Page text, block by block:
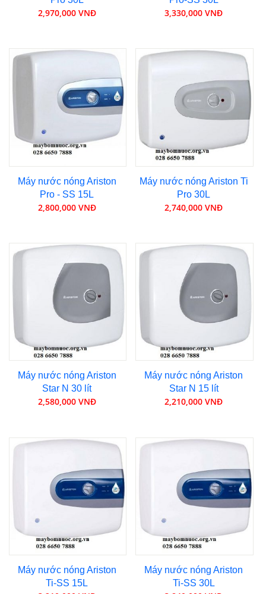
2,970,000 VNĐ 3,330,000 VNĐ
Máy nước nóng Ariston
Pro - SS 15L
2,800,000 VNĐ
Máy nước nóng Ariston Ti
Pro 30L
2,740,000 VNĐ
Máy nước nóng Ariston
Star N 30 lít
2,580,000 VNĐ
Máy nước nóng Ariston
Star N 15 lít
2,210,000 VNĐ
Máy nước nóng Ariston
Ti-SS 15L
Máy nước nóng Ariston
Ti-SS 30L